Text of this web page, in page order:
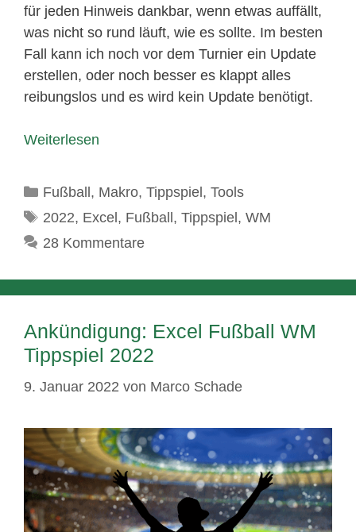
für jeden Hinweis dankbar, wenn etwas auffällt,
was nicht so rund läuft, wie es sollte. Im besten
Fall kann ich noch vor dem Turnier ein Update
erstellen, oder noch besser es klappt alles
reibungslos und es wird kein Update benötigt.
Weiterlesen
Kategorien
Fußball, Makro, Tippspiel, Tools
Schlagwörter
2022, Excel, Fußball, Tippspiel, WM
28 Kommentare
Ankündigung: Excel Fußball WM
Tippspiel 2022
9. Januar 2022 von Marco Schade